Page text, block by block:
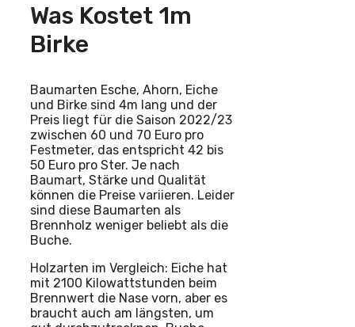
Was Kostet 1m
Birke
Baumarten Esche, Ahorn, Eiche
und Birke sind 4m lang und der
Preis liegt für die Saison 2022/23
zwischen 60 und 70 Euro pro
Festmeter, das entspricht 42 bis
50 Euro pro Ster. Je nach
Baumart, Stärke und Qualität
können die Preise variieren. Leider
sind diese Baumarten als
Brennholz weniger beliebt als die
Buche.
Holzarten im Vergleich: Eiche hat
mit 2100 Kilowattstunden beim
Brennwert die Nase vorn, aber es
braucht auch am längsten, um